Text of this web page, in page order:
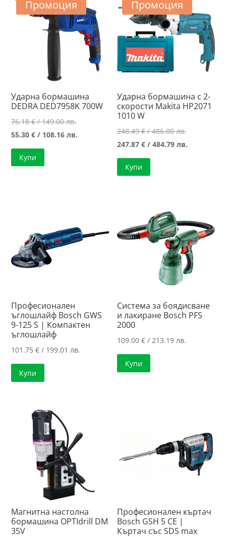
Промоция
Ударна бормашина
DEDRA DED7958K 700W
76.18€/ 149.00 лв.Original
price
55.30€ / 108.16 лв.
Купи
Промоция
Ударна бормашина с 2-
скорости Makita HP2071
1010 W
248.49€/ 486.00 лв.Original
price
247.87€ / 484.79 лв.
Купи
Професионален
ъглошлайф Bosch GWS
9-125 S | Компактен
ъглошлайф
101.75€ / 199.01 лв.
Купи
Система за боядисване
и лакиране Bosch PFS
2000
109.00€ / 213.19 лв.
Купи
Магнитна настолна
бормашина OPTIdrill DM
35V
Професионален къртач
Bosch GSH 5 CE |
Къртач със SDS max